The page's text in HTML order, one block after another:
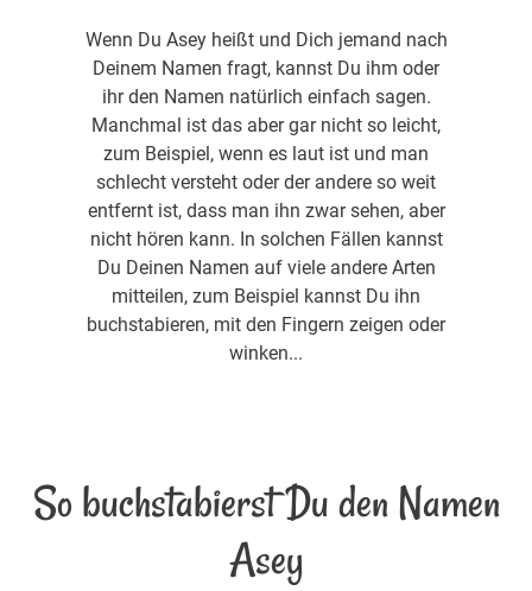
Wenn Du Asey heißt und Dich jemand nach
Deinem Namen fragt, kannst Du ihm oder
ihr den Namen natürlich einfach sagen.
Manchmal ist das aber gar nicht so leicht,
zum Beispiel, wenn es laut ist und man
schlecht versteht oder der andere so weit
entfernt ist, dass man ihn zwar sehen, aber
nicht hören kann. In solchen Fällen kannst
Du Deinen Namen auf viele andere Arten
mitteilen, zum Beispiel kannst Du ihn
buchstabieren, mit den Fingern zeigen oder
winken...
So buchstabierst Du den Namen
Asey